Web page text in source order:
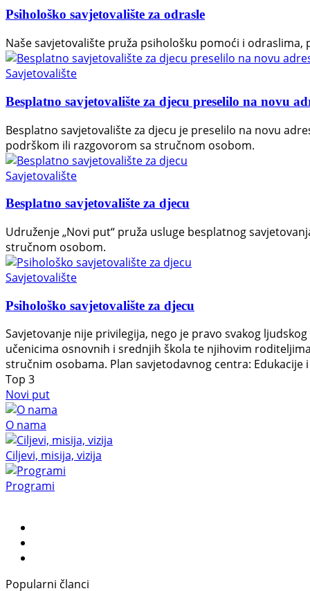
Psihološko savjetovalište za odrasle
Naše savjetovalište pruža psihološku pomoći i
Savjetovalište
Besplatno savjetovalište za djecu preselilo na novu
Besplatno savjetovalište za djecu je preselilo na novu
podrškom ili razgovorom sa stručnom osobom.
Savjetovalište
Besplatno savjetovalište za djecu
Udruženje „Novi put“ pruža usluge besplatnog
stručnom osobom.
Savjetovalište
Psihološko savjetovalište za djecu
Savjetovanje nije privilegija, nego je pravo svakog
učenicima osnovnih i srednjih škola te njihovim
stručnim osobama. Plan savjetodavnog centra:
Top 3
Novi put
O nama
Ciljevi, misija, vizija
Programi
Popularni članci